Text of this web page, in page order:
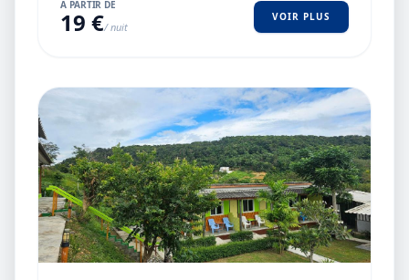
À PARTIR DE
19 €/ nuit
VOIR PLUS